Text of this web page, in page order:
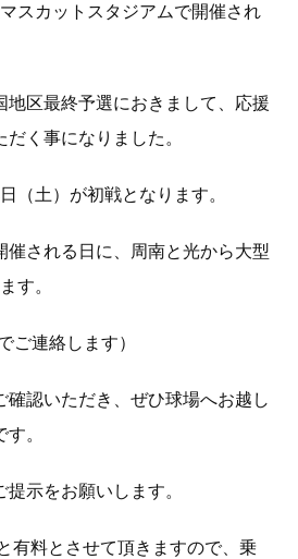
スカットスタジアムで開催され
地区最終予選におきまして、応援
く事になりました。
（土）が初戦となります。
催される日に、周南と光から大型
す。
ご連絡します）
確認いただき、ぜひ球場へお越し
。
提示をお願いします。
有料とさせて頂きますので、乗